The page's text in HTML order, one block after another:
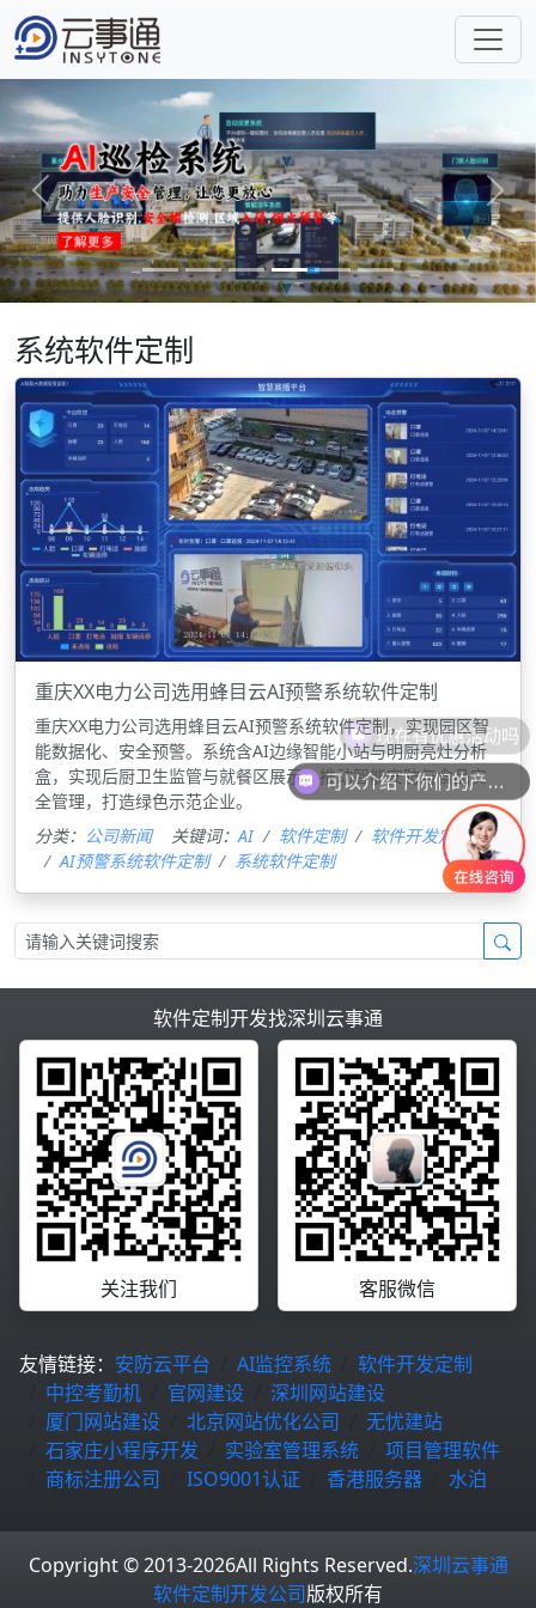
Previous Next
系统软件定制
重庆XX电力公司选用蜂目云AI预警系统软件定制
重庆XX电力公司选用蜂目云AI预警系统软件定制，实现园区智
能数据化、安全预警。系统含AI边缘智能小站与明厨亮灶分析
盒，实现后厨卫生监管与就餐区展示，推动智能安防与食品安
全管理，打造绿色示范企业。
分类： 公司新闻 关键词： AI 软件定制
软件开发定制
AI预警系统软件定制
系统软件定制
软件定制开发找深圳云事通
关注我们 客服微信
友情链接： 安防云平台 AI监控系统
软件开发定制
中控考勤机
官网建设
深圳网站建设
厦门网站建设
北京网站优化公司
无忧建站
石家庄小程序开发
实验室管理系统
项目管理软件
商标注册公司
ISO9001认证 香港服务器 水泊
Copyright © 2013-2026All Rights Reserved.深圳云事通
软件定制开发公司版权所有
现在有优惠活动吗